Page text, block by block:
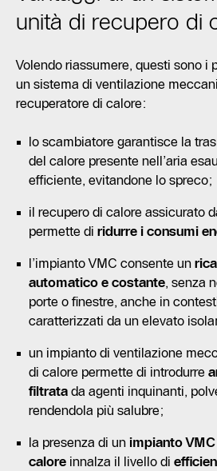
unità di recupero di
Volendo riassumere, questi sono i
un sistema di ventilazione
recuperatore di calore:
lo scambiatore garantisce la
del calore presente nell’aria
efficiente, evitandone lo spreco;
il recupero di calore assicurato
permette di ridurre i consumi
l’impianto VMC consente un
automatico e costante, senza
porte o finestre, anche in
caratterizzati da un elevato
un impianto di ventilazione
di calore permette di introdurre
filtrata da agenti inquinanti,
rendendola più salubre;
la presenza di un impianto
calore innalza il livello di